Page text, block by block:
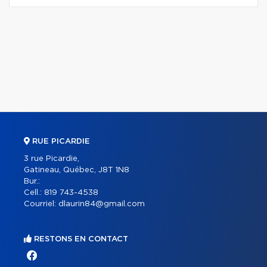
RUE PICARDIE
3 rue Picardie,
Gatineau, Québec, J8T 1N8
Bur.:
Cell.: 819 743-4538
Courriel: dlaurin84@gmail.com
RESTONS EN CONTACT